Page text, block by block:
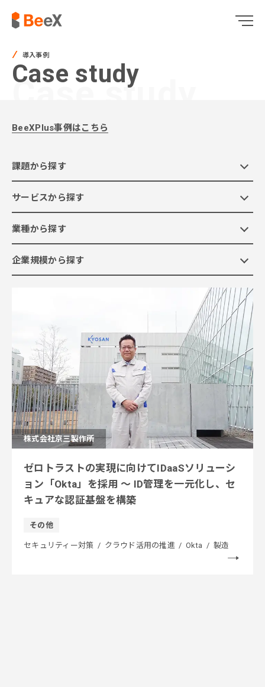
導入事例
Case study
Case study
BeeXPlus事例はこちら
課題から探す
サービスから探す
業種から探す
企業規模から探す
株式会社京三製作所
ゼロトラストの実現に向けてIDaaSソリューシ
ョン「Okta」を採用 ～ ID管理を一元化し、セ
キュアな認証基盤を構築
その他
セキュリティー対策 クラウド活用の推進 Okta 製造